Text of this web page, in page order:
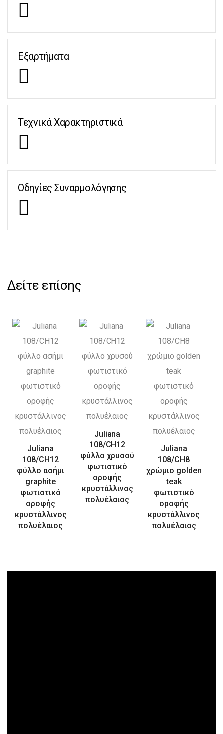
Εξαρτήματα
Τεχνικά Χαρακτηριστικά
Οδηγίες Συναρμολόγησης
Δείτε επίσης
Juliana
108/CH12
φύλλο ασήμι
graphite
φωτιστικό
οροφής
κρυστάλλινος
πολυέλαιος
Juliana
108/CH12
φύλλο χρυσού
φωτιστικό
οροφής
κρυστάλλινος
πολυέλαιος
Juliana
108/CH8
χρώμιο golden
teak
φωτιστικό
οροφής
κρυστάλλινος
πολυέλαιος